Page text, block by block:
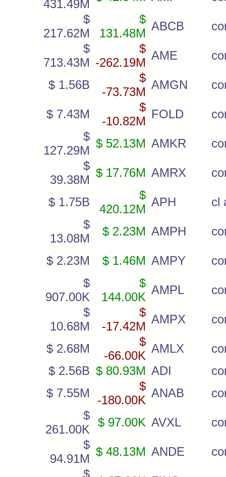
431.49M
$
217.62M
$
131.48M
ABCB
$
713.43M
$
-262.19M
AME
$ 1.56B
$
-73.73M
AMGN
$ 7.43M
$
-10.82M
FOLD
$
127.29M
$ 52.13M AMKR
$
39.38M
$ 17.76M AMRX
$ 1.75B
$
420.12M
APH
cl
$
13.08M
$ 2.23M AMPH
$ 2.23M $ 1.46M AMPY
$
907.00K
$
144.00K
AMPL
$
10.68M
$
-17.42M
AMPX
$ 2.68M
$
-66.00K
AMLX
$ 2.56B $ 80.93M ADI
$ 7.55M
$
-180.00K
ANAB
$
261.00K
$ 97.00K AVXL
$
94.91M
$ 48.13M ANDE
$